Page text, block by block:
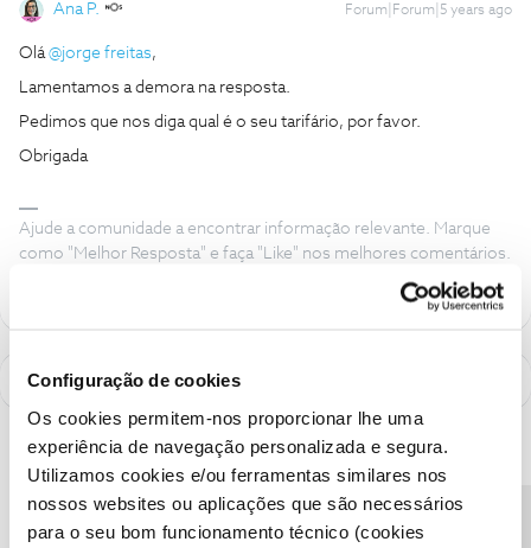
Configuração de cookies
Os cookies permitem-nos proporcionar lhe uma
experiência de navegação personalizada e segura.
Utilizamos cookies e/ou ferramentas similares nos
nossos websites ou aplicações que são necessários
para o seu bom funcionamento técnico (cookies
Ana P. Forum|Forum|5 years ago
Olá@jorge freitas,
Lamentamos a demora na resposta.
Pedimos que nos diga qual é o seu tarifário, por favor.
Obrigada
Ajude a comunidade a encontrar informação relevante. Marque
como "Melhor Resposta" e faça "Like" nos melhores comentários.